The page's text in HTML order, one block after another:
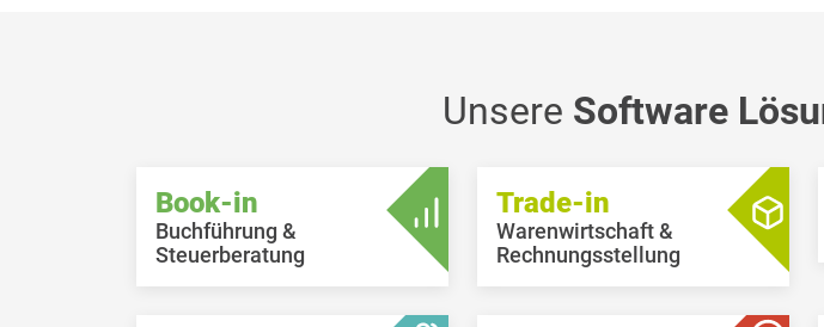
Unsere Software
Book-in
Buchführung &
Steuerberatung
Trade-in
Warenwirtschaft &
Rechnungsstellung